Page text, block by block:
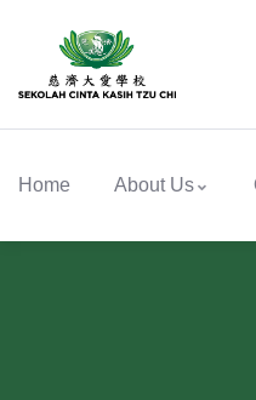
Home About Us